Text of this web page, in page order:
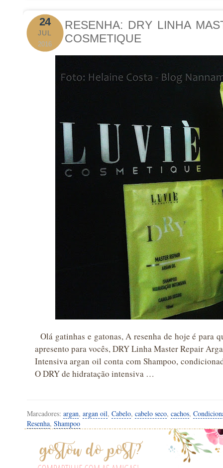
24
JUL
2016
RESENHA: DRY LINHA
COSMETIQUE
Olá gatinhas e gatonas, A resenha de hoje é para
apresento para vocês, DRY Linha Master Repair
Intensiva argan oil conta com Shampoo,
O DRY de hidratação intensiva …
Marcadores: argan, argan oil, Cabelo, cabelo seco, cachos,
Resenha, Shampoo